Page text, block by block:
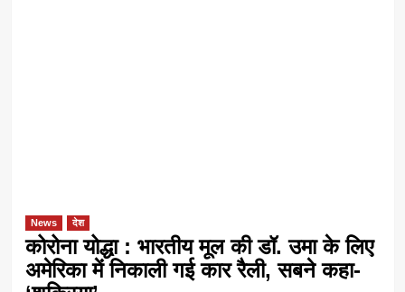
News देश
कोरोना योद्धा : भारतीय मूल की डॉ. उमा के लिए
अमेरिका में निकाली गई कार रैली, सबने कहा-